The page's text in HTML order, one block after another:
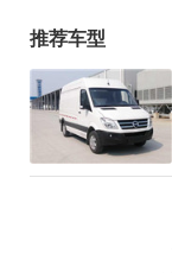
推荐车型